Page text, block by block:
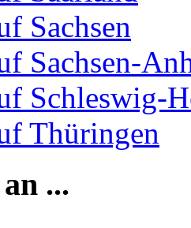
Sachsen
Sachsen-
Schleswig-
Thüringen
...